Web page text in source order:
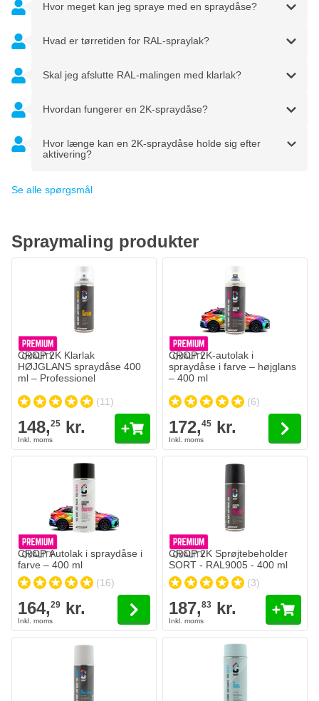
Hvor meget kan jeg spraye med en spraydåse?
Hvad er tørretiden for RAL-spraylak?
Skal jeg afslutte RAL-malingen med klarlak?
Hvordan fungerer en 2K-spraydåse?
Hvor længe kan en 2K-spraydåse holde sig efter
aktivering?
Se alle spørgsmål
Spraymaling produkter
CROP 2K Klarlak
HØJGLANS spraydåse 400
ml – Professionel
(11)
148,25 kr.
CROP 2K-autolak i
spraydåse i farve – højglans
– 400 ml
(6)
172,45 kr.
CROP Autolak i spraydåse i
farve – 400 ml
(16)
164,29 kr.
CROP 2K Sprøjtebeholder
kr.
CROP 2K Sprøjtebeholder
SORT - RAL9005 - 400 ml
(3)
187,83 kr.